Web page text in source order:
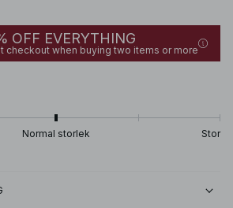
OFF EVERYTHING
checkout when buying two items or more
Normal storlek Stor